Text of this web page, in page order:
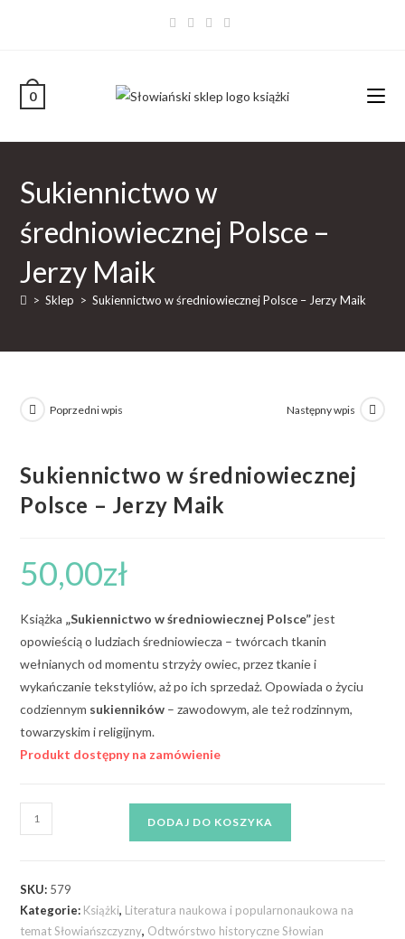
0
Sukiennictwo w
średniowiecznej Polsce –
Jerzy Maik
> Sklep > Sukiennictwo w średniowiecznej Polsce – Jerzy Maik
Poprzedni wpis Następny wpis
Sukiennictwo w średniowiecznej
Polsce – Jerzy Maik
50,00zł
Książka „Sukiennictwo w średniowiecznej Polsce”jest
opowieścią o ludziach średniowiecza – twórcach tkanin
wełnianych od momentu strzyży owiec, przez tkanie i
wykańczanie tekstyliów, aż po ich sprzedaż. Opowiada o życiu
codziennym sukienników – zawodowym, ale też rodzinnym,
towarzyskim i religijnym.
Produkt dostępny na zamówienie
DODAJ DO KOSZYKA
SKU: 579
Kategorie: Książki, Literatura naukowa i popularnonaukowa na
temat Słowiańszczyzny, Odtwórstwo historyczne Słowian